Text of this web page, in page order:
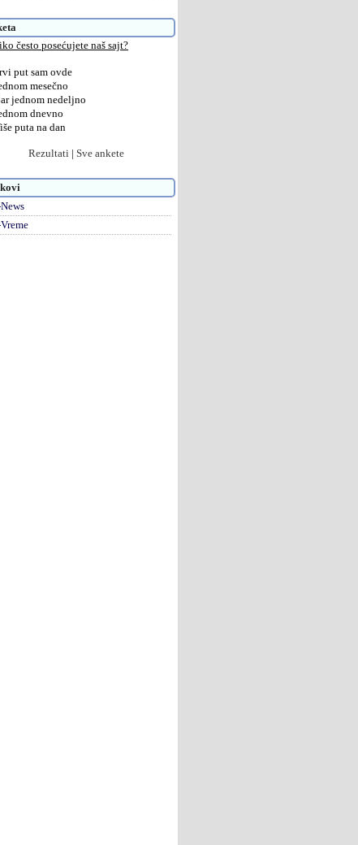
često posećujete naš sajt?
put sam ovde
mesečno
jednom nedeljno
dnevno
puta na dan
Rezultati | Sve ankete